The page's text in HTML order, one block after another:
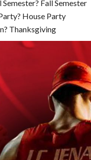
Fall Semester
House Party
Thanksgiving